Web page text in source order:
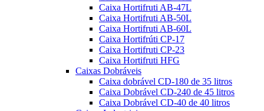
Caixa Hortifruti AB-47L
Caixa Hortifruti AB-50L
Caixa Hortifruti AB-60L
Caixa Hortifrúti CP-17
Caixa Hortifruti CP-23
Caixa Hortifruti HFG
Caixas Dobráveis
Caixa dobrável CD-180 de 35 litros
Caixa Dobrável CD-240 de 45 litros
Caixa Dobrável CD-40 de 40 litros